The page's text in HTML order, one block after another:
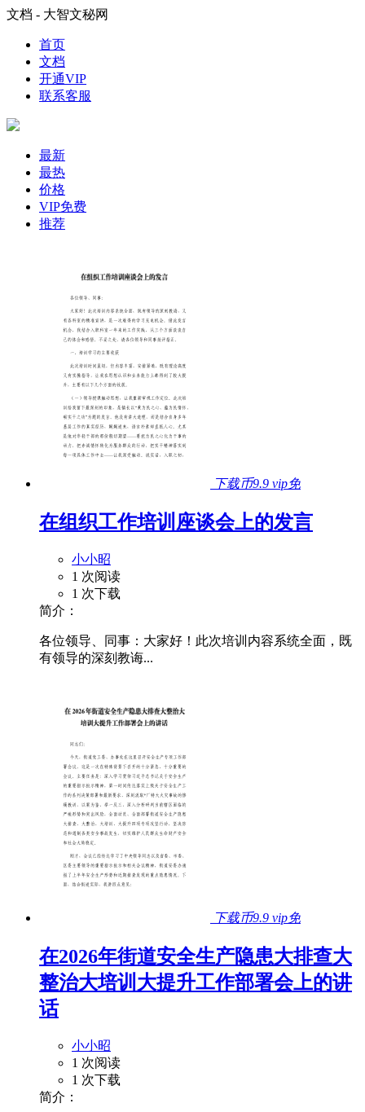
文档 - 大智文秘网
首页
文档
开通VIP
联系客服
最新
最热
价格
VIP免费
推荐
下载币9.9 vip免
在组织工作培训座谈会上的发言
小小昭
1 次阅读
1 次下载
简介：
各位领导、同事：大家好！此次培训内容系统全面，既
有领导的深刻教诲...
下载币9.9 vip免
在2026年街道安全生产隐患大排查大
整治大培训大提升工作部署会上的讲
话
小小昭
1 次阅读
1 次下载
简介：